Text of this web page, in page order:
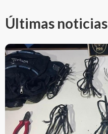
Últimas noticias